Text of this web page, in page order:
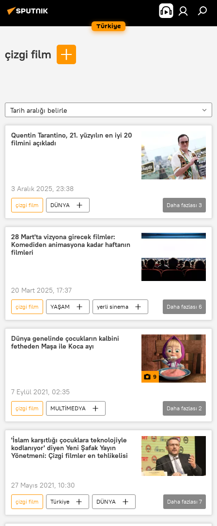
Türkiye
çizgi film
Tarih aralığı belirle
Quentin Tarantino, 21. yüzyılın en iyi 20
filmini açıkladı
3 Aralık 2025, 23:38
çizgi film
DÜNYA
Quentin Tarantino
Film
film festivali
Film Yapımcıları Meslek Birliği (FİYAB)
Daha fazlası 3
28 Mart'ta vizyona girecek filmler:
Komediden animasyona kadar haftanın
filmleri
20 Mart 2025, 17:37
çizgi film YAŞAM
yerli sinema
yabancı sinema
Film
Çizgi film
korku filmi
Animasyon
animasyon filmi
Daha fazlası 6
Dünya genelinde çocukların kalbini
fetheden Maşa ile Koca ayı
9
7 Eylül 2021, 02:35
çizgi film
MULTİMEDYA
FOTOĞRAF
Rusya
Maşa ile Koca Ayı
Daha fazlası 2
'İslam karşıtlığı çocuklara teknolojiyle
kodlanıyor' diyen Yeni Şafak Yayın
Yönetmeni: Çizgi filmler en tehlikelisi
27 Mayıs 2021, 10:30
çizgi film Türkiye
DÜNYA
Haberler
Hüseyin Likoğlu
Daha fazlası 7